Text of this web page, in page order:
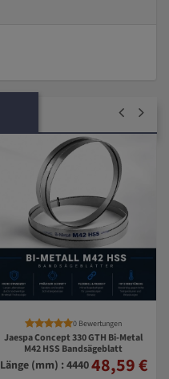
0 Bewertungen
Jaespa Concept 330 GTH Bi-Metal
M42 HSS Bandsägeblatt
Länge (mm) : 444048,59 €